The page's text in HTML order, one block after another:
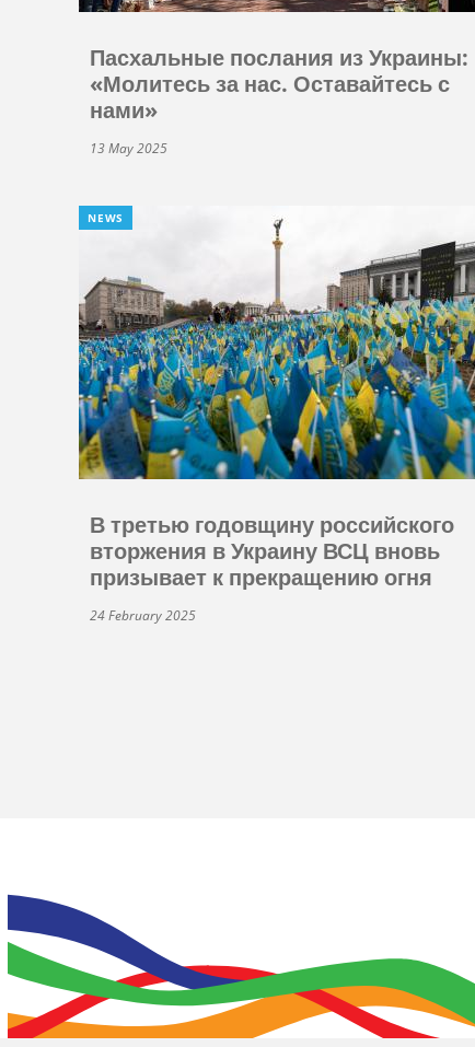
Пасхальные послания из Украины:
«Молитесь за нас. Оставайтесь с
нами»
13 May 2025
NEWS
В третью годовщину российского
вторжения в Украину ВСЦ вновь
призывает к прекращению огня
24 February 2025